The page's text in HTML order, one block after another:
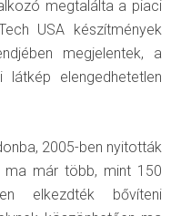
megtalálta a piaci
USA készítmények
megjelentek, a
elengedhetetlen
2005-ben nyitották
ma már több, mint 150
elkezdték bővíteni